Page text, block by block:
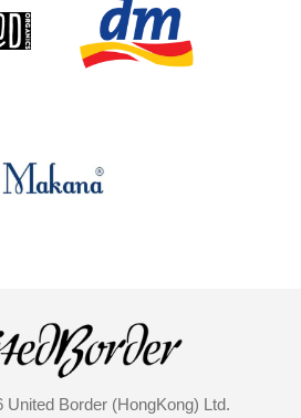
Border (HongKong) Ltd.